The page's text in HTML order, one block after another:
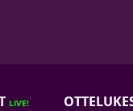
LIVE!